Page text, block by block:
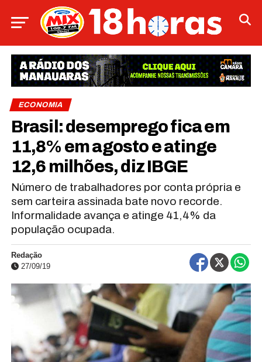
ECONOMIA
Brasil: desemprego fica em
11,8% em agosto e atinge
12,6 milhões, diz IBGE
Número de trabalhadores por conta própria e
sem carteira assinada bate novo recorde.
Informalidade avança e atinge 41,4% da
população ocupada.
Redação
27/09/19